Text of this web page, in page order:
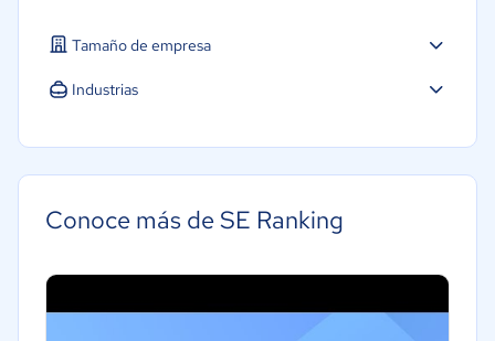
Tamaño de empresa
Industrias
Hotelería / Viajes
Seguros
Conoce más de SE Ranking